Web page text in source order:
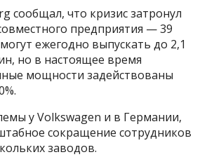
сообщал, что кризис затронул
предприятия — 39
ежегодно выпускать до 2,1
но в настоящее время
мощности задействованы
у Volkswagen и в Германии,
сокращение сотрудников
заводов.